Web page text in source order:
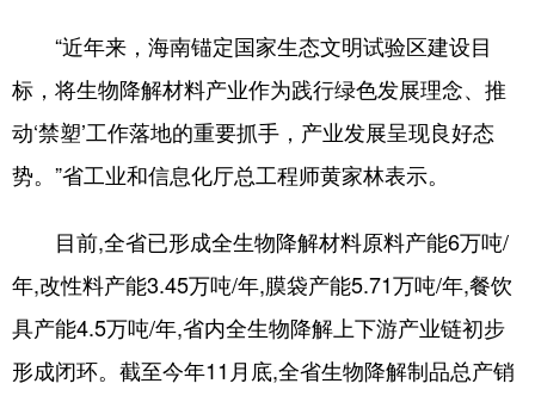
“近年来，海南锚定国家生态文明试验区建设目
标，将生物降解材料产业作为践行绿色发展理念、推
动‘禁塑’工作落地的重要抓手，产业发展呈现良好态
势。”省工业和信息化厅总工程师黄家林表示。
目前,全省已形成全生物降解材料原料产能6万吨/
年,改性料产能3.45万吨/年,膜袋产能5.71万吨/年,餐饮
具产能4.5万吨/年,省内全生物降解上下游产业链初步
形成闭环。截至今年11月底,全省生物降解制品总产销